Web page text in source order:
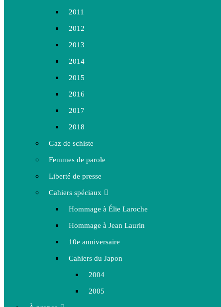
2011
2012
2013
2014
2015
2016
2017
2018
Gaz de schiste
Femmes de parole
Liberté de presse
Cahiers spéciaux
Hommage à Élie Laroche
Hommage à Jean Laurin
10e anniversaire
Cahiers du Japon
2004
2005